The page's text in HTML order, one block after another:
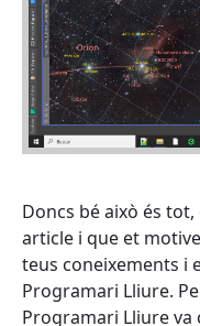
Doncs bé això és
article i que et
teus coneixements i
Programari Lliure.
Programari Lliure va